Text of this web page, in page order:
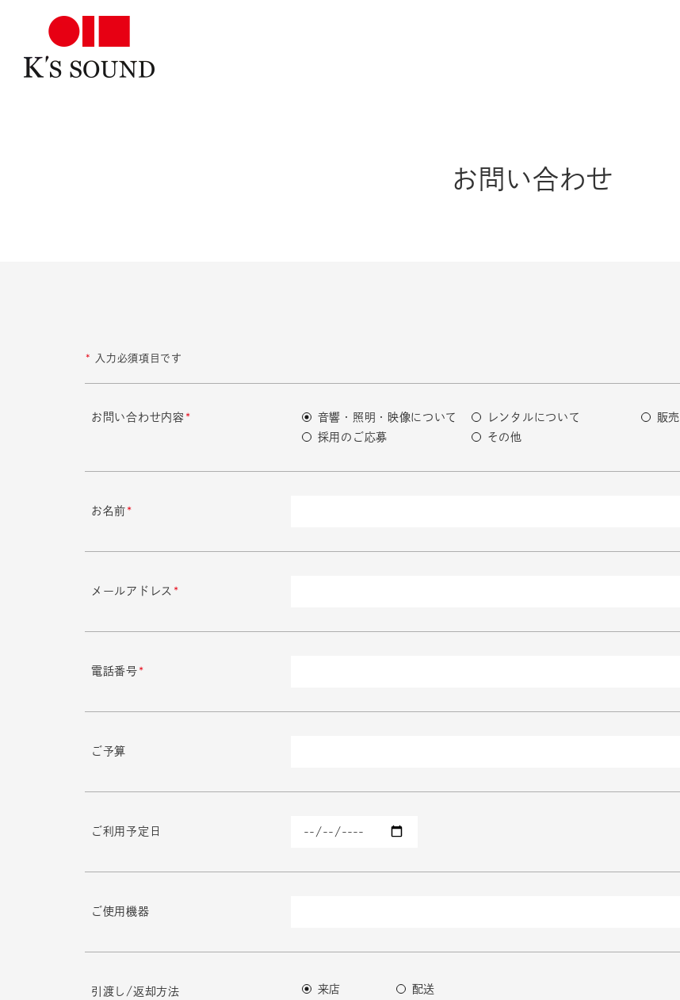
お問い合わせ
* 入力必須項目です
お問い合わせ内容 * 音響・照明・映像について レンタルについて 販
採用のご応募
その他
お名前 *
メールアドレス *
電話番号 *
ご予算
ご利用予定日
ご使用機器
引渡し/返却方法 来店 配送